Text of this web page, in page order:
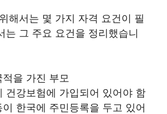
해서는 몇 가지 자격 요건이 필
는 그 주요 요건을 정리했습니
을 가진 부모
건강보험에 가입되어 있어야 함
이 한국에 주민등록을 두고 있어